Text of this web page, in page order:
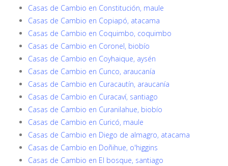
Casas de Cambio en Constitución, maule
Casas de Cambio en Copiapó, atacama
Casas de Cambio en Coquimbo, coquimbo
Casas de Cambio en Coronel, biobío
Casas de Cambio en Coyhaique, aysén
Casas de Cambio en Cunco, araucanía
Casas de Cambio en Curacautín, araucanía
Casas de Cambio en Curacaví, santiago
Casas de Cambio en Curanilahue, biobío
Casas de Cambio en Curicó, maule
Casas de Cambio en Diego de almagro, atacama
Casas de Cambio en Doñihue, o'higgins
Casas de Cambio en El bosque, santiago